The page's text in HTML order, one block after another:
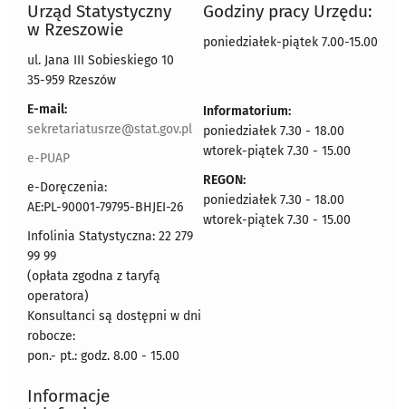
Urząd Statystyczny
w Rzeszowie
ul. Jana III Sobieskiego 10
35-959 Rzeszów
E-mail:
sekretariatusrze@stat.gov.pl
e-PUAP
e-Doręczenia:
AE:PL-90001-79795-BHJEI-26
Infolinia Statystyczna: 22 279
99 99
(opłata zgodna z taryfą
operatora)
Konsultanci są dostępni w dni
robocze:
pon.- pt.: godz. 8.00 - 15.00
Godziny pracy Urzędu:
poniedziałek-piątek 7.00-15.00
Informatorium:
poniedziałek 7.30 - 18.00
wtorek-piątek 7.30 - 15.00
REGON:
poniedziałek 7.30 - 18.00
wtorek-piątek 7.30 - 15.00
Informacje